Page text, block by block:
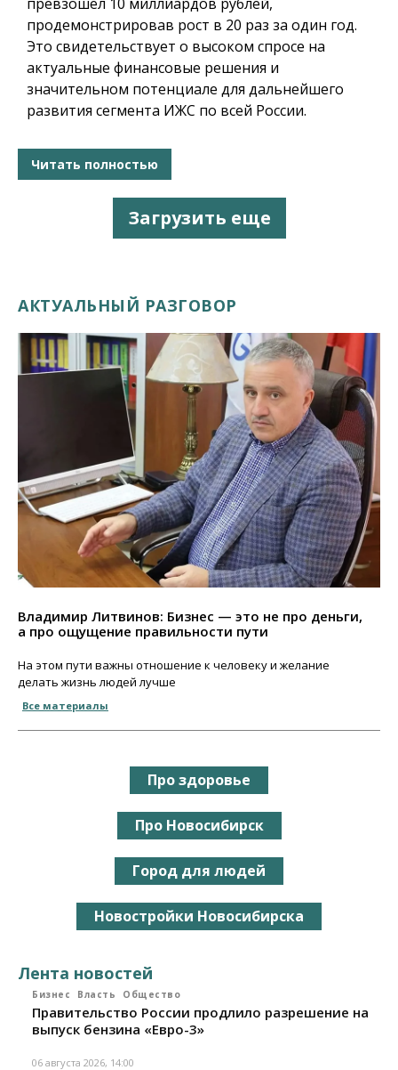
продемонстрировав рост в 20 раз за один год.
Это свидетельствует о высоком спросе на
актуальные финансовые решения и
значительном потенциале для дальнейшего
развития сегмента ИЖС по всей России.
Читать полностью
Загрузить еще
АКТУАЛЬНЫЙ РАЗГОВОР
Владимир Литвинов: Бизнес — это не про деньги,
а про ощущение правильности пути
На этом пути важны отношение к человеку и желание
делать жизнь людей лучше
Все материалы
Про здоровье
Про Новосибирск
Город для людей
Новостройки Новосибирска
Лента новостей
Бизнес Власть Общество
Правительство России продлило разрешение на
выпуск бензина «Евро-3»
06 августа 2026, 14:00